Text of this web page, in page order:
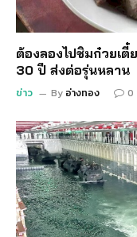
ต้องลองไปชิมก๋วยเ
30 ปี ส่งต่อรุ่นหลาน
ข่าว By อ่างทอง 0